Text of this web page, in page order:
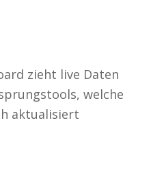
zieht live Daten
welche
aktualisiert